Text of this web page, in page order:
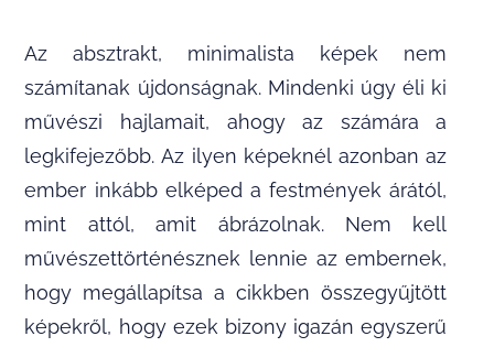
Az absztrakt, minimalista képek nem
számítanak újdonságnak. Mindenki úgy éli ki
művészi hajlamait, ahogy az számára a
legkifejezőbb. Az ilyen képeknél azonban az
ember inkább elképed a festmények árától,
mint attól, amit ábrázolnak. Nem kell
művészettörténésznek lennie az embernek,
hogy megállapítsa a cikkben összegyűjtött
képekről, hogy ezek bizony igazán egyszerű